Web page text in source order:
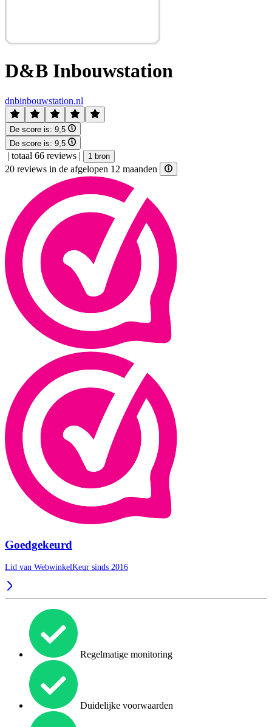
D&B Inbouwstation
dnbinbouwstation.nl
De score is: 9,5
De score is: 9,5
| totaal 66 reviews | 1 bron
20 reviews in de afgelopen 12 maanden
Goedgekeurd
Lid van WebwinkelKeur sinds 2016
Regelmatige monitoring
Duidelijke voorwaarden